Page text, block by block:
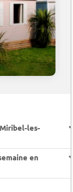
les-
en